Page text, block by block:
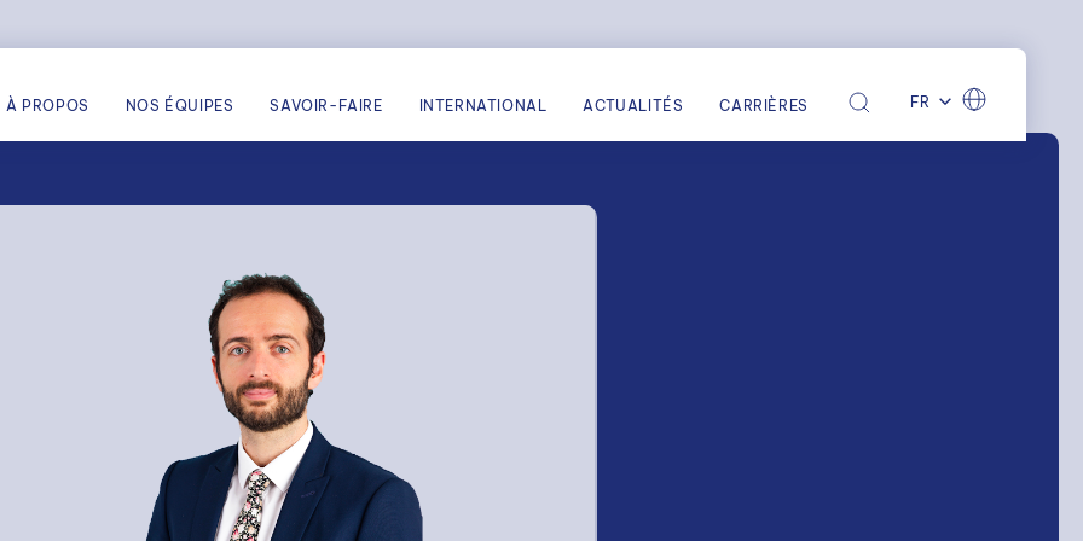
À PROPOS NOS ÉQUIPES SAVOIR-FAIRE INTERNATIONAL ACTUALITÉS CARRIÈRES FR